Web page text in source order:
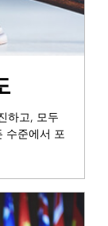
하고, 모두
수준에서 포